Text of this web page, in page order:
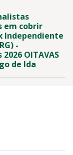
em cobrir
Independiente
-
OITAVAS
de Ida